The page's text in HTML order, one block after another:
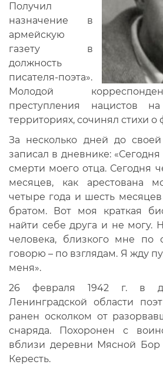
Получил
назначение в
армейскую
газету в
должность
писателя-поэта».
Молодой
преступления нацистов
территориях, сочинял стихи
За несколько дней до
записал в дневнике:
смерти моего отца. Сегодня
месяцев, как арестована
четыре года и шесть
братом. Вот моя краткая
найти себе друга и не могу.
человека, близкого мне
говорю – по взглядам. Я жду
меня».
26 февраля 1942 г. в
Ленинградской области
ранен осколком от
снаряда. Похоронен с
вблизи деревни Мясной
Кересть.